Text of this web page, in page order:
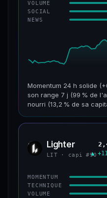
VOLUME
SOCIAL
NEWS
Momentum 24 h solide
son range 7 j (99 % de
nourri (13,2 % de sa
CAP. MARCHÉ
VAR. 7 J
VS ATH
−93,6 %
LIT Lighter
LIT · capi #90
▲
MOMENTUM
TECHNIQUE
VOLUME